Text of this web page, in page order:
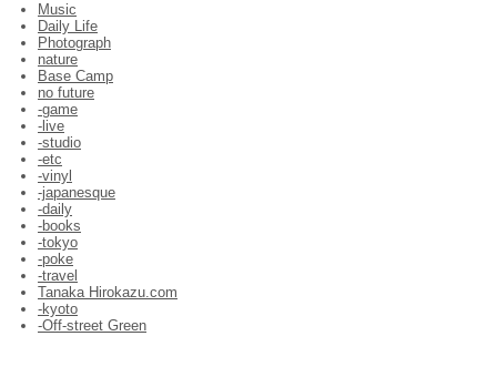
Music
Daily Life
Photograph
nature
Base Camp
no future
-game
-live
-studio
-etc
-vinyl
-japanesque
-daily
-books
-tokyo
-poke
-travel
Tanaka Hirokazu.com
-kyoto
-Off-street Green